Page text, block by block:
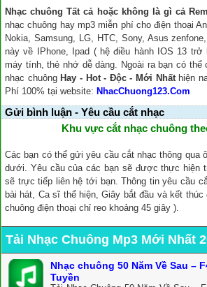
Nhạc chuông Tất cả hoặc không là gì cả
nhạc chuông hay mp3 miễn phí cho điện thoại
Nokia, Samsung, LG, HTC, Sony, Asus
này về IPhone, Ipad ( hệ điều hành IOS 13
máy tính, thẻ nhớ dễ dàng. Ngoài ra bạn có thể
nhạc chuông Hay - Hot - Độc - Mới Nhấthiện
Phí 100% tại website: NhacChuong123.Com
Gửi bình luận - Yêu cầu cắt nhạc
Khu vực cắt nhạc chuông
Các bạn có thể gửi yêu cầu cắt nhạc thông qua
dưới. Yêu cầu của các bạn sẽ được thực hiện
sẽ trực tiếp liên hệ tới bạn. Thông tin yêu cầu
bài hát, Ca sĩ thể hiện, Giây bắt đầu và kết
chuông điện thoại chỉ reo khoảng 45 giây ).
Tải Nhạc Chuông Mp3 Mới Nhất
Nhạc chuông 50 Năm Về Sau –
Tuyền